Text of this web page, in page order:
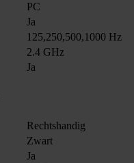
PC
Ja
125,250,500,1000 Hz
2.4 GHz
Ja
Rechtshandig
Zwart
Ja